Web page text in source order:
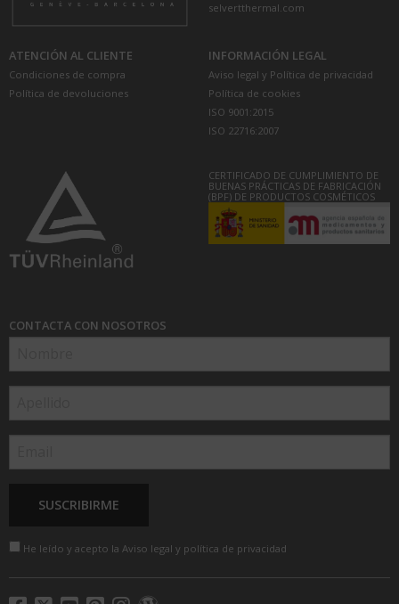
selvertthermal.com
ATENCIÓN AL CLIENTE
Condiciones de compra
Política de devoluciones
INFORMACIÓN LEGAL
Aviso legal y Política de privacidad
Política de cookies
ISO 9001:2015
ISO 22716:2007
CERTIFICADO DE CUMPLIMIENTO DE
BUENAS PRÁCTICAS DE FABRICACIÓN
(BPF) DE PRODUCTOS COSMÉTICOS
CONTACTA CON NOSOTROS
He leído y acepto la Aviso legal y política de privacidad